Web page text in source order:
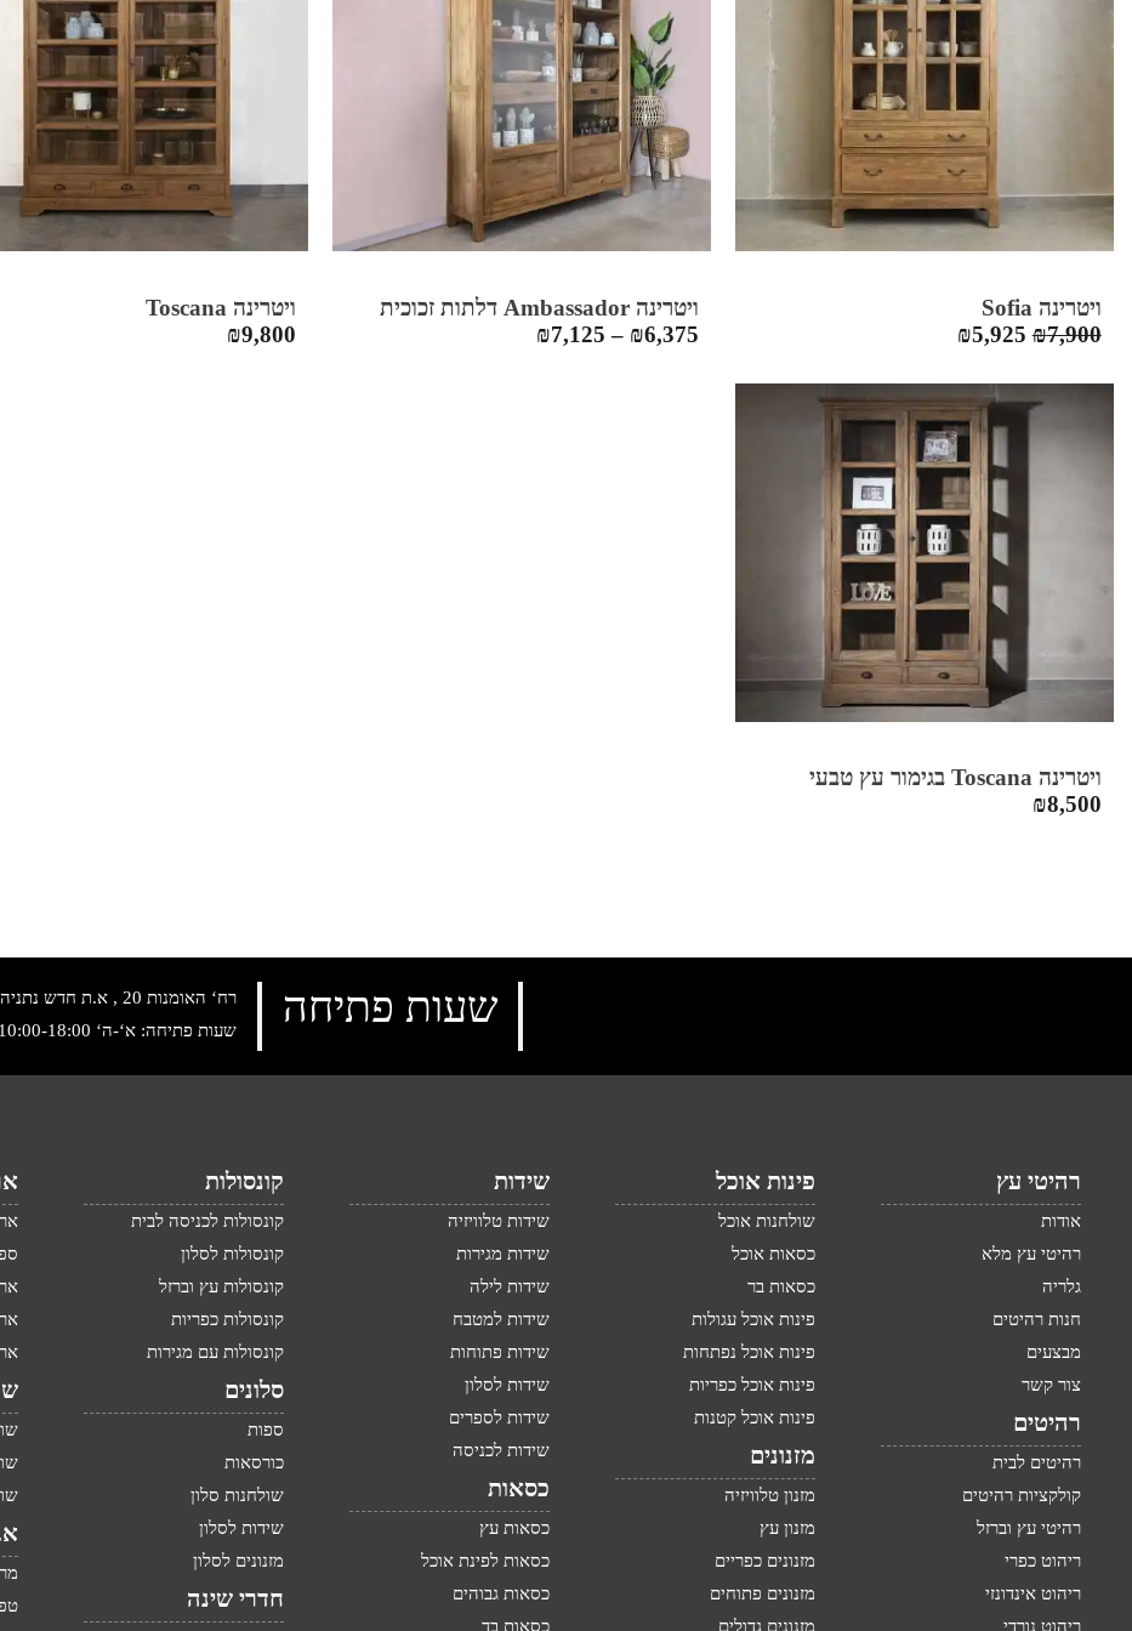
ויטרינה Sofia
₪7,900
המחיר
היה:
₪7,900.
₪5,925
הוא:
₪5,925.
ויטרינה Ambassador דלתות זכוכית
₪6,375
–
₪7,125
ויטרינה Toscana
₪9,800
ויטרינה Toscana בגימור עץ טבעי
₪8,500
רח‘ האומנות 20 , א.ת חדש נתניה, טלפון:
שעות פתיחה: א‘-ה‘ 10:00-18:00 , שישי: 9:00-14:00
שעות פתיחה
רהיטי עץ
אודות
רהיטי עץ מלא
גלריה
חנות רהיטים
מבצעים
צור קשר
רהיטים
רהיטים לבית
קולקציות רהיטים
רהיטי עץ וברזל
ריהוט כפרי
ריהוט אינדונזי
ריהוט נורדי
פינות אוכל
שולחנות אוכל
כסאות אוכל
כסאות בר
פינות אוכל עגולות
פינות אוכל נפתחות
פינות אוכל כפריות
פינות אוכל קטנות
מזנונים
מזנון טלוויזיה
מזנון עץ
מזנונים כפריים
מזנונים פתוחים
מזנונים גדולים
שידות
שידות טלוויזיה
שידות מגירות
שידות לילה
שידות למטבח
שידות פתוחות
שידות לסלון
שידות לספרים
שידות לכניסה
כסאות
כסאות עץ
כסאות לפינת אוכל
כסאות גבוהים
כסאות בד
קונסולות
קונסולות לכניסה לבית
קונסולות לסלון
קונסולות עץ וברזל
קונסולות כפריות
קונסולות עם מגירות
סלונים
ספות
כורסאות
שולחנות סלון
שידות לסלון
מזנונים לסלון
חדרי שינה